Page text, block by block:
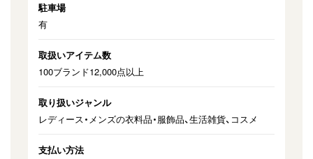
駐車場
有
取扱いアイテム数
100ブランド12,000点以上
取り扱いジャンル
レディース・メンズの⾐料品・服飾品、生活雑貨、コスメ
支払い方法